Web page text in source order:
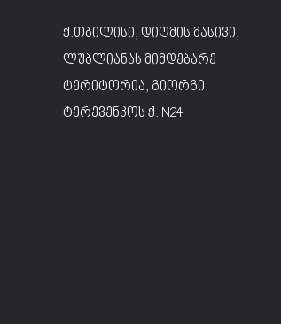
ქ.თბილისი, დიღმის მასივი,
ლუბლიანას მიმდებარე
ტერიტორია, გიორგი
ტერევენკოს ქ. N24